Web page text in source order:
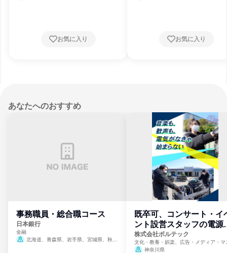
お気に入り お気に入り
あなたへのおすすめ
事務職員・総合職コース
日本銀行
金融
北海道、青森県、岩手県、宮城県、秋田
既卒可、コンサート・イ
ント設営スタッフの電源
門
株式会社ボルテック
文化・教養・娯楽、広告・メディア・マ
ミ、電力・ガス・水道・エネルギー
神奈川県